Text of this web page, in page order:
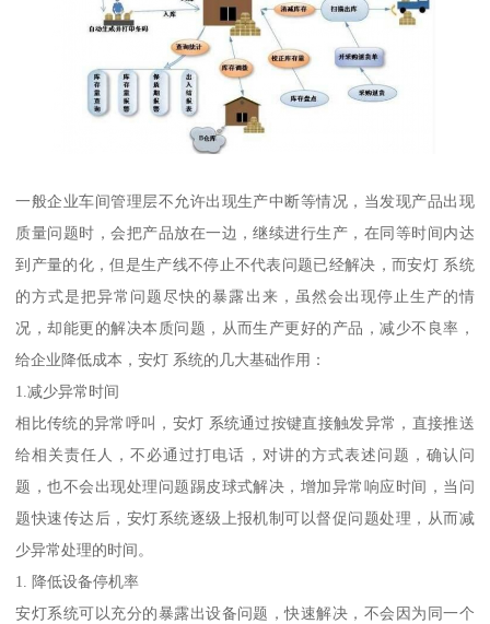
一般企业车间管理层不允许出现生产中断等情况，当发现产品出现
质量问题时，会把产品放在一边，继续进行生产，在同等时间内达
到产量的化，但是生产线不停止不代表问题已经解决，而安灯 系统
的方式是把异常问题尽快的暴露出来，虽然会出现停止生产的情
况，却能更的解决本质问题，从而生产更好的产品，减少不良率，
给企业降低成本，安灯 系统的几大基础作用：
1.减少异常时间
相比传统的异常呼叫，安灯 系统通过按键直接触发异常，直接推送
给相关责任人，不必通过打电话，对讲的方式表述问题，确认问
题，也不会出现处理问题踢皮球式解决，增加异常响应时间，当问
题快速传达后，安灯系统逐级上报机制可以督促问题处理，从而减
少异常处理的时间。
1. 降低设备停机率
安灯系统可以充分的暴露出设备问题，快速解决，不会因为同一个